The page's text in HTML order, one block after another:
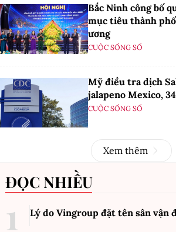
Bắc Ninh công bố
mục tiêu thành
ương
CUỘC SỐNG SỐ
Mỹ điều tra dịch
jalapeno Mexico,
CUỘC SỐNG SỐ
Xem thêm
ĐỌC NHIỀU
Lý do Vingroup đặt tên sân vận